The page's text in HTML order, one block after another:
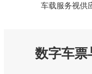
车载服务视供
数字车票